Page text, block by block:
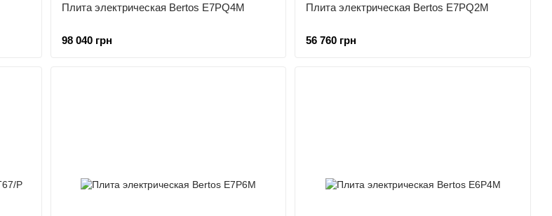
Плита электрическая Bertos E7PQ4M
98 040 грн
Плита электрическая Bertos E7PQ2M
56 760 грн